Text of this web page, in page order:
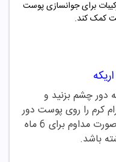
برای جوانسازی پوست
کمک کند.
دور چشم بزنید و
کرم را روی پوست دور
چشم پخش کنید تا جذب شود. به صورت مداوم برای 6 ماه
باشد.